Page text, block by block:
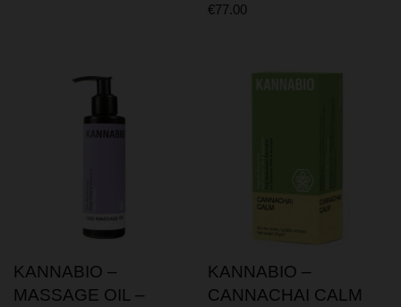
€77.00
KANNABIO –
MASSAGE OIL –
KANNABIO –
CANNACHAI CALM